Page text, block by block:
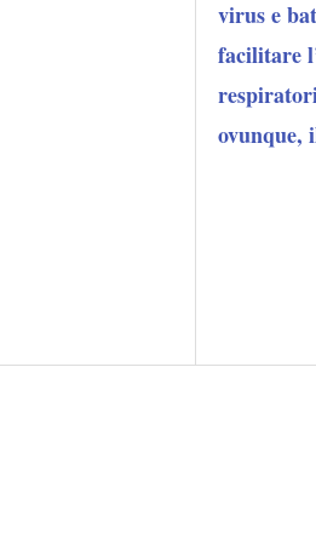
virus e
facilitare
ovunque,